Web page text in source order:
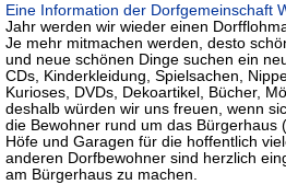
Eine Information der Dorfgemeinschaft
Jahr werden wir wieder einen
Je mehr mitmachen werden, desto
und neue schönen Dinge suchen ein
CDs, Kinderkleidung, Spielsachen,
Kurioses, DVDs, Dekoartikel, Bücher,
deshalb würden wir uns freuen, wenn
die Bewohner rund um das
Höfe und Garagen für die hoffentlich
anderen Dorfbewohner sind herzlich
am Bürgerhaus zu machen.